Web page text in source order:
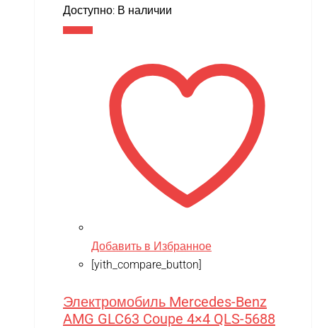
Доступно: В наличии
Добавить в Избранное
[yith_compare_button]
Электромобиль Mercedes-Benz
AMG GLC63 Coupe 4×4 QLS-5688